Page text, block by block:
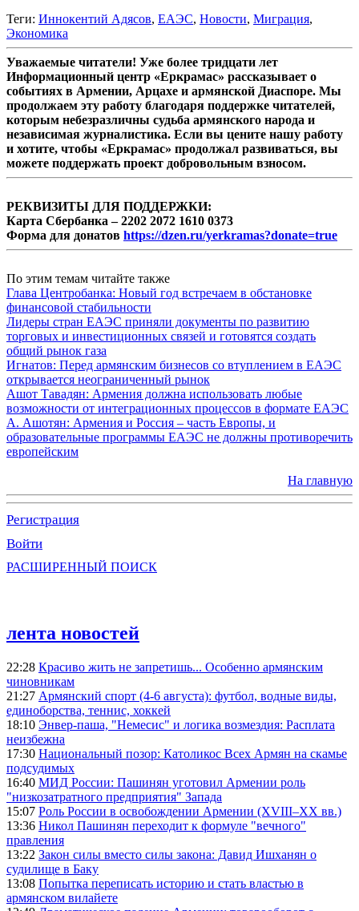
Теги: Иннокентий Адясов, ЕАЭС, Новости, Миграция,
Экономика
Уважаемые читатели! Уже более тридцати лет
Информационный центр «Еркрамас» рассказывает о
событиях в Армении, Арцахе и армянской Диаспоре. Мы
продолжаем эту работу благодаря поддержке читателей,
которым небезразличны судьба армянского народа и
независимая журналистика. Если вы цените нашу работу
и хотите, чтобы «Еркрамас» продолжал развиваться, вы
можете поддержать проект добровольным взносом.
РЕКВИЗИТЫ ДЛЯ ПОДДЕРЖКИ:
Карта Сбербанка – 2202 2072 1610 0373
Форма для донатов https://dzen.ru/yerkramas?donate=true
По этим темам читайте также
Глава Центробанка: Новый год встречаем в обстановке
финансовой стабильности
Лидеры стран ЕАЭС приняли документы по развитию
торговых и инвестиционных связей и готовятся создать
общий рынок газа
Игнатов: Перед армянским бизнесов со втуплением в ЕАЭС
открывается неограниченный рынок
Ашот Тавадян: Армения должна использовать любые
возможности от интеграционных процессов в формате ЕАЭС
А. Ашотян: Армения и Россия – часть Европы, и
образовательные программы ЕАЭС не должны противоречить
европейским
На главную
Регистрация
Войти
РАСШИРЕННЫЙ ПОИСК
лента новостей
22:28 Красиво жить не запретишь... Особенно армянским
чиновникам
21:27 Армянский спорт (4-6 августа): футбол, водные виды,
единоборства, теннис, хоккей
18:10 Энвер-паша, "Немесис" и логика возмездия: Расплата
неизбежна
17:30 Национальный позор: Католикос Всех Армян на скамье
подсудимых
16:40 МИД России: Пашинян уготовил Армении роль
"низкозатратного предприятия" Запада
15:07 Роль России в освобождении Армении (XVIII–XX вв.)
13:36 Никол Пашинян переходит к формуле "вечного"
правления
13:22 Закон силы вместо силы закона: Давид Ишханян о
судилище в Баку
13:08 Попытка переписать историю и стать властью в
армянском вилайете